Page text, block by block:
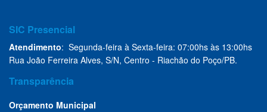
SIC Presencial
Atendimento: Segunda-feira à Sexta-feira: 07:00hs às 13:00hs
Rua João Ferreira Alves, S/N, Centro - Riachão do Poço/PB.
Transparência
Orçamento Municipal